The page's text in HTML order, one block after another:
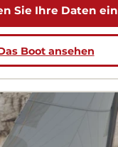
Sie Ihre Daten ein
Boot ansehen